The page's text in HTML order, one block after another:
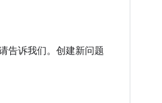
告诉我们。创建新问题